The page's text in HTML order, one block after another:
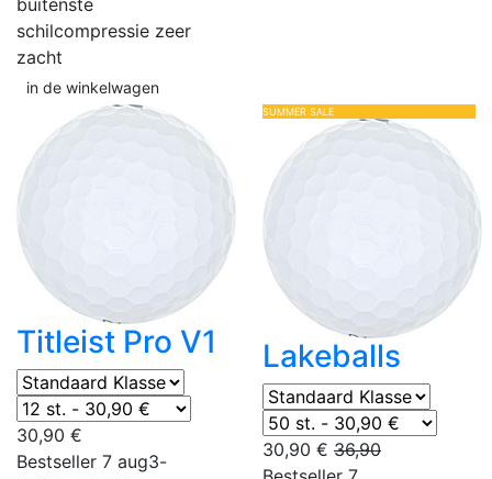
buitenste
schilcompressie zeer
zacht
in de winkelwagen
Titleist Pro V1
30,90 €
Bestseller 7 aug3-
SUMMER SALE
Lakeballs
30,90 € 36,90